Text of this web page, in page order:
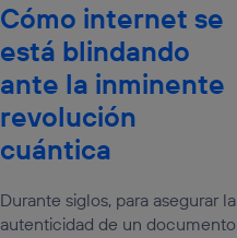
Cómo internet se
está blindando
ante la inminente
revolución
cuántica
Durante siglos, para asegurar la
autenticidad de un documento